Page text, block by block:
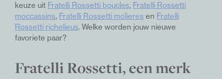
keuze uit Fratelli Rossetti boucles, Fratelli Rossetti
moccassins, Fratelli Rossetti molieres en Fratelli
Rossetti richelieus. Welke worden jouw nieuwe
favoriete paar?
Fratelli Rossetti, een merk